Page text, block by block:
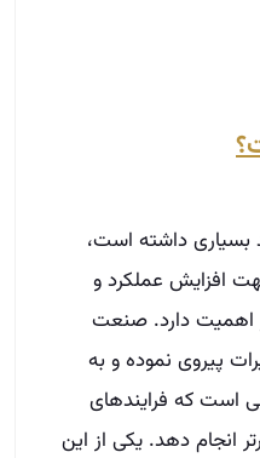
بسیاری داشته است،
افزایش عملکرد و
اهمیت دارد. صنعت
پیروی نموده و به
است که فرایندهای
انجام دهد. یکی از این